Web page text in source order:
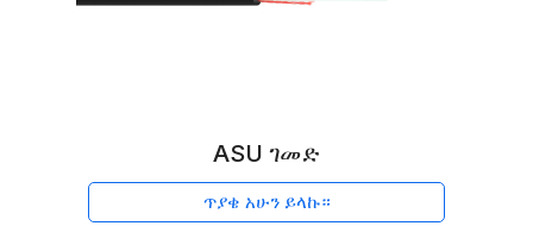
ASU ገመድ
ጥያቄ አሁን ይላኩ።